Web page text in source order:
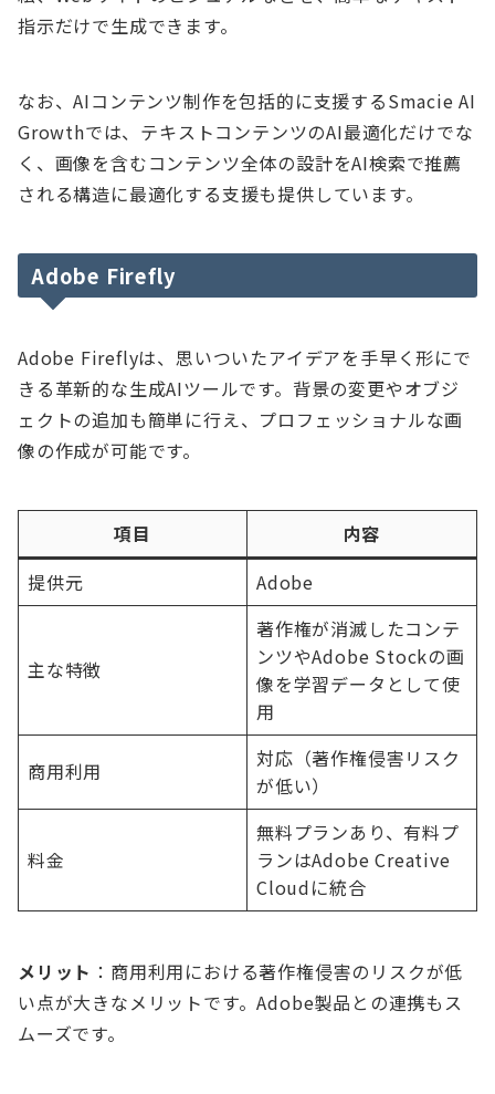
指示だけで生成できます。
なお、AIコンテンツ制作を包括的に支援するSmacie AI
Growthでは、テキストコンテンツのAI最適化だけでな
く、画像を含むコンテンツ全体の設計をAI検索で推薦
される構造に最適化する支援も提供しています。
Adobe Firefly
Adobe Fireflyは、思いついたアイデアを手早く形にで
きる革新的な生成AIツールです。背景の変更やオブジ
ェクトの追加も簡単に行え、プロフェッショナルな画
像の作成が可能です。
項目
内容
提供元
Adobe
主な特徴
著作権が消滅したコンテ
ンツやAdobe Stockの画
像を学習データとして使
用
商用利用
対応（著作権侵害リスク
が低い）
料金
無料プランあり、有料プ
ランはAdobe Creative
Cloudに統合
メリット ：商用利用における著作権侵害のリスクが低
い点が大きなメリットです。Adobe製品との連携もス
ムーズです。